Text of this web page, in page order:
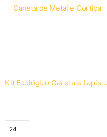
Caneta de Metal e Cortiça
Kit Ecológico Caneta e Lapiseira Cortiça